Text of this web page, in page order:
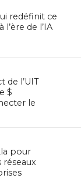
redéfinit ce
l’ère de l’IA
de l’UIT
$
le
pour
réseaux